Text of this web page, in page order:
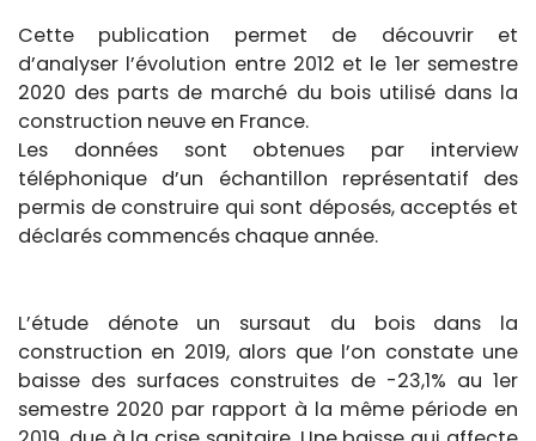
Cette publication permet de découvrir et
d’analyser l’évolution entre 2012 et le 1er semestre
2020 des parts de marché du bois utilisé dans la
construction neuve en France.
Les données sont obtenues par interview
téléphonique d’un échantillon représentatif des
permis de construire qui sont déposés, acceptés et
déclarés commencés chaque année.
L’étude dénote un sursaut du bois dans la
construction en 2019, alors que l’on constate une
baisse des surfaces construites de -23,1% au 1er
semestre 2020 par rapport à la même période en